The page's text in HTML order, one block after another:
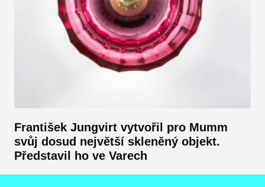
František Jungvirt vytvořil pro Mumm
svůj dosud největší skleněný objekt.
Představil ho ve Varech